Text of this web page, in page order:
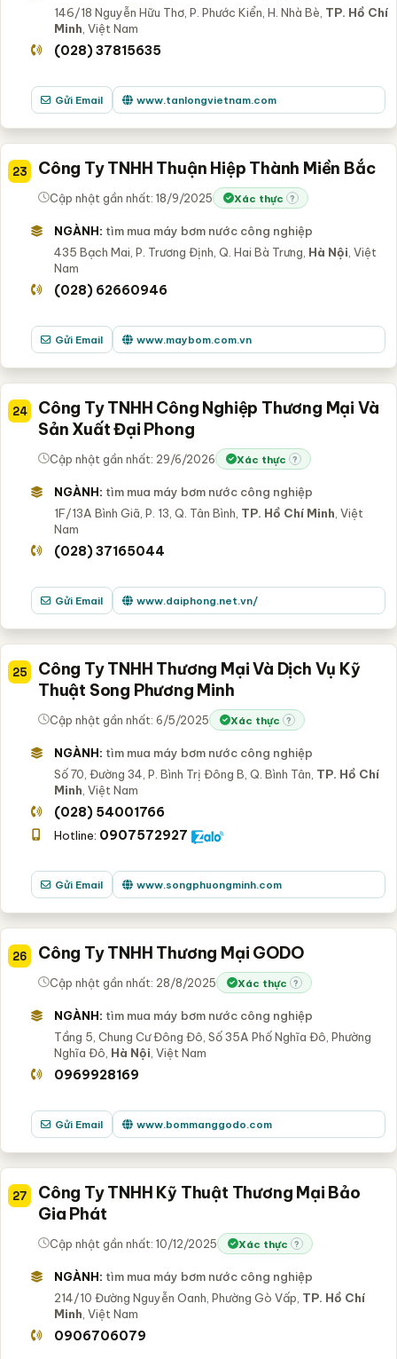
146/18 Nguyễn Hữu Thơ, P. Phước Kiển, H. Nhà Bè, TP. Hồ Chí
Minh, Việt Nam
(028) 37815635
Gửi Email www.tanlongvietnam.com
23 Công Ty TNHH Thuận Hiệp Thành Miền Bắc
Cập nhật gần nhất: 18/9/2025 Xác thực ?
NGÀNH: tìm mua máy bơm nước công nghiệp
435 Bạch Mai, P. Trương Định, Q. Hai Bà Trưng, Hà Nội, Việt
Nam
(028) 62660946
Gửi Email www.maybom.com.vn
24
Công Ty TNHH Công Nghiệp Thương Mại Và
Sản Xuất Đại Phong
Cập nhật gần nhất: 29/6/2026 Xác thực ?
NGÀNH: tìm mua máy bơm nước công nghiệp
1F/13A Bình Giã, P. 13, Q. Tân Bình, TP. Hồ Chí Minh, Việt
Nam
(028) 37165044
Gửi Email www.daiphong.net.vn/
25
Công Ty TNHH Thương Mại Và Dịch Vụ Kỹ
Thuật Song Phương Minh
Cập nhật gần nhất: 6/5/2025 Xác thực ?
NGÀNH: tìm mua máy bơm nước công nghiệp
Số 70, Đường 34, P. Bình Trị Đông B, Q. Bình Tân, TP. Hồ Chí
Minh, Việt Nam
(028) 54001766
Hotline: 0907572927
Gửi Email www.songphuongminh.com
26 Công Ty TNHH Thương Mại GODO
Cập nhật gần nhất: 28/8/2025 Xác thực ?
NGÀNH: tìm mua máy bơm nước công nghiệp
Tầng 5, Chung Cư Đông Đô, Số 35A Phố Nghĩa Đô, Phường
Nghĩa Đô, Hà Nội, Việt Nam
0969928169
Gửi Email www.bommanggodo.com
27
Công Ty TNHH Kỹ Thuật Thương Mại Bảo
Gia Phát
Cập nhật gần nhất: 10/12/2025 Xác thực ?
NGÀNH: tìm mua máy bơm nước công nghiệp
214/10 Đường Nguyễn Oanh, Phường Gò Vấp, TP. Hồ Chí
Minh, Việt Nam
0906706079